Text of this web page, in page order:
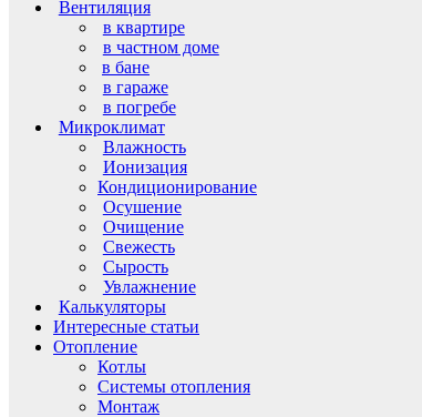
Вентиляция
в квартире
в частном доме
в бане
в гараже
в погребе
Микроклимат
Влажность
Ионизация
Кондиционирование
Осушение
Очищение
Свежесть
Сырость
Увлажнение
Калькуляторы
Интересные статьи
Отопление
Котлы
Системы отопления
Монтаж